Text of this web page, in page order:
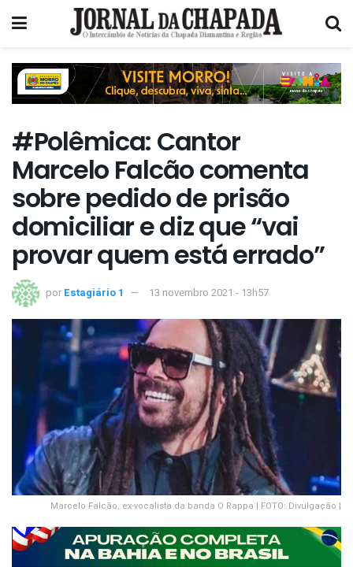
#Polêmica: Cantor
Marcelo Falcão comenta
sobre pedido de prisão
domiciliar e diz que “vai
provar quem está errado”
por Estagiário 1 13 novembro 2021 - 13h57
Marcelo Falcão, ex-vocalista da banda O Rappa | FOTO: Divulgação |